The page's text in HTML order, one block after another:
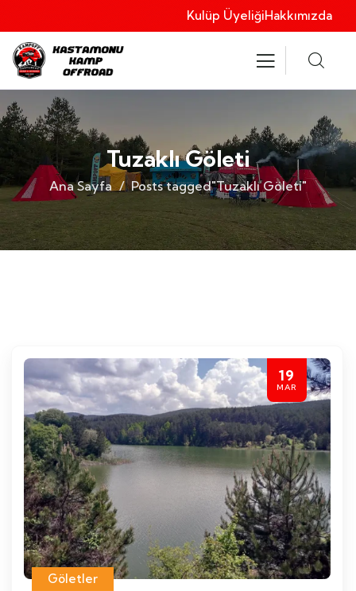
Kulüp ÜyeliğiHakkımızda
Tuzaklı Göleti
Ana Sayfa Posts tagged"Tuzaklı Göleti"
19
MAR
Göletler